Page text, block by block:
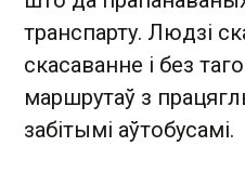
транспарту. Людзі
скасаванне і без
маршрутаў з
забітымі аўтобусамі.